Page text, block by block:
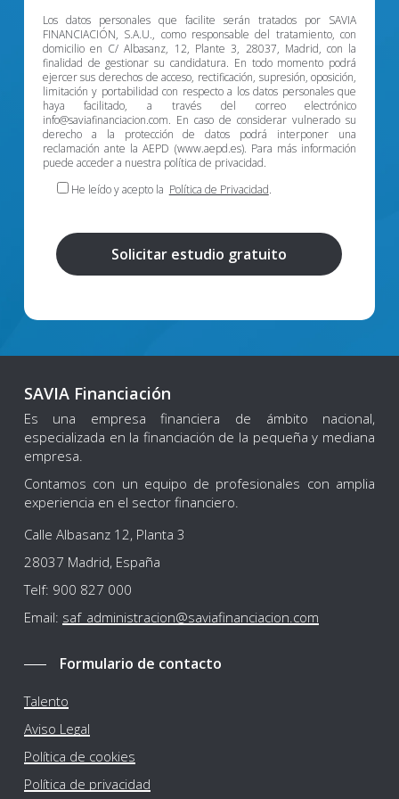
Los datos personales que facilite serán tratados por SAVIA
FINANCIACIÓN, S.A.U., como responsable del tratamiento, con
domicilio en C/ Albasanz, 12, Plante 3, 28037, Madrid, con la
finalidad de gestionar su candidatura. En todo momento podrá
ejercer sus derechos de acceso, rectificación, supresión, oposición,
limitación y portabilidad con respecto a los datos personales que
haya facilitado, a través del correo electrónico
info@saviafinanciacion.com. En caso de considerar vulnerado su
derecho a la protección de datos podrá interponer una
reclamación ante la AEPD (www.aepd.es). Para más información
puede acceder a nuestra política de privacidad.
He leído y acepto la Política de Privacidad.
SAVIA Financiación
Es una empresa financiera de ámbito nacional,
especializada en la financiación de la pequeña y mediana
empresa.
Contamos con un equipo de profesionales con amplia
experiencia en el sector financiero.
Calle Albasanz 12, Planta 3
28037 Madrid, España
Telf: 900 827 000
Email: saf_administracion@saviafinanciacion.com
Formulario de contacto
Talento
Aviso Legal
Política de cookies
Política de privacidad